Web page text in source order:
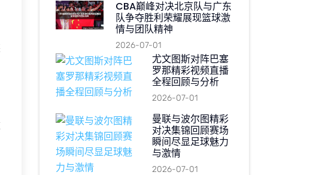
CBA巅峰对决北京队与广东
队争夺胜利荣耀展现篮球激
情与团队精神
2026-07-01
尤文图斯对阵巴塞
罗那精彩视频直播
全程回顾与分析
2026-07-01
曼联与波尔图精彩
对决集锦回顾赛场
瞬间尽显足球魅力
与激情
2026-07-01